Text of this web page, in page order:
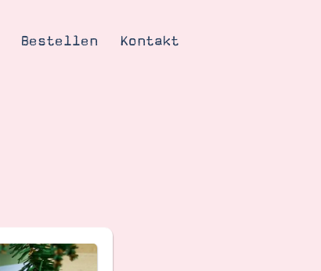
Bestellen Kontakt